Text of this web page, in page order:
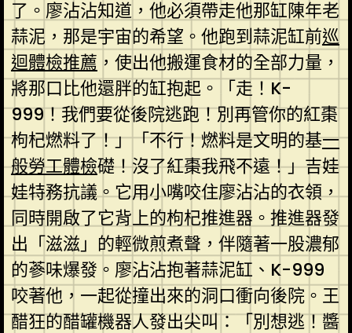
了。廖沾沾知道，他必須帶走他那缸陳年老
蒜泥，那是宇宙的希望。他跑到蒜泥缸前巡
迴體檢推薦 ，使出他搬運食材的全部力量，
將那口比他還胖的缸抱起。「走！K-
999！我們要從後院逃跑！別再管你的紅棗
枸杞燃料了！」「不行！燃料是文明的基一
般勞工體檢礎！沒了紅棗我飛不遠！」吉娃
娃特務抗議。它用小嘴咬住廖沾沾的衣領，
同時開啟了它背上的枸杞推進器。推進器發
出「滋滋」的輕微煎煮聲，伴隨著一股濃郁
的蔘味爆發。廖沾沾抱著蒜泥缸、K-999
咬著他，一起從撞出來的洞口衝向後院。王
醋狂的醋罐機器人發出尖叫：「別想逃！醬